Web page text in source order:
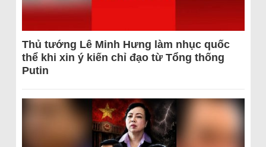
Thủ tướng Lê Minh Hưng làm nhục quốc
thể khi xin ý kiến chỉ đạo từ Tổng thống
Putin